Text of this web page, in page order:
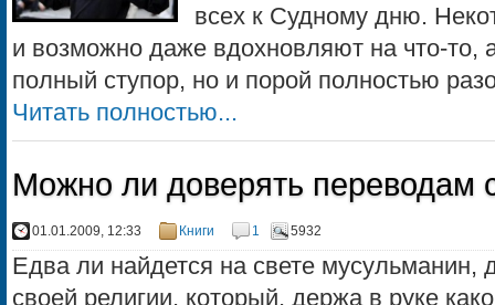
всех к Судному дню.
и возможно даже вдохновляют на что-то,
полный ступор, но и порой полностью
Читать полностью...
Можно ли доверять переводам
01.01.2009, 12:33 Книги 1 5932
Едва ли найдется на свете
своей религии, который, держа в руке